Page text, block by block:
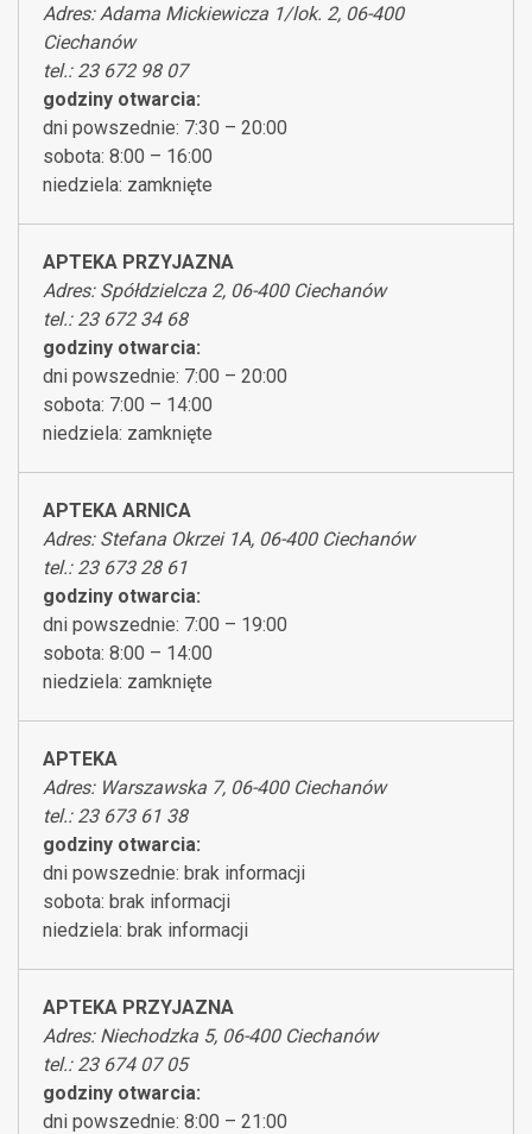
Adres: Adama Mickiewicza 1/lok. 2, 06-400
Ciechanów
tel.: 23 672 98 07
godziny otwarcia:
dni powszednie: 7:30 – 20:00
sobota: 8:00 – 16:00
niedziela: zamknięte
APTEKA PRZYJAZNA
Adres: Spółdzielcza 2, 06-400 Ciechanów
tel.: 23 672 34 68
godziny otwarcia:
dni powszednie: 7:00 – 20:00
sobota: 7:00 – 14:00
niedziela: zamknięte
APTEKA ARNICA
Adres: Stefana Okrzei 1A, 06-400 Ciechanów
tel.: 23 673 28 61
godziny otwarcia:
dni powszednie: 7:00 – 19:00
sobota: 8:00 – 14:00
niedziela: zamknięte
APTEKA
Adres: Warszawska 7, 06-400 Ciechanów
tel.: 23 673 61 38
godziny otwarcia:
dni powszednie: brak informacji
sobota: brak informacji
niedziela: brak informacji
APTEKA PRZYJAZNA
Adres: Niechodzka 5, 06-400 Ciechanów
tel.: 23 674 07 05
godziny otwarcia:
dni powszednie: 8:00 – 21:00